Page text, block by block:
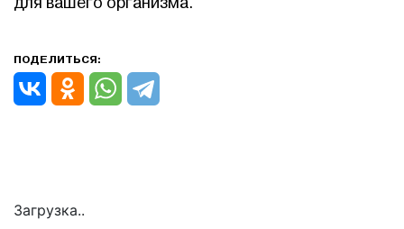
ПОДЕЛИТЬСЯ:
Загрузка..